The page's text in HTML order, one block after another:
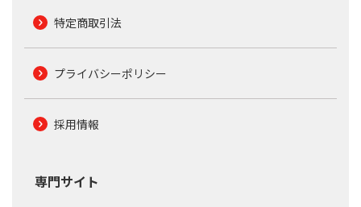
特定商取引法
プライバシーポリシー
採用情報
専門サイト